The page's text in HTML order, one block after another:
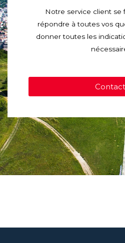
Notre service client se
répondre à toutes vos
donner toutes les